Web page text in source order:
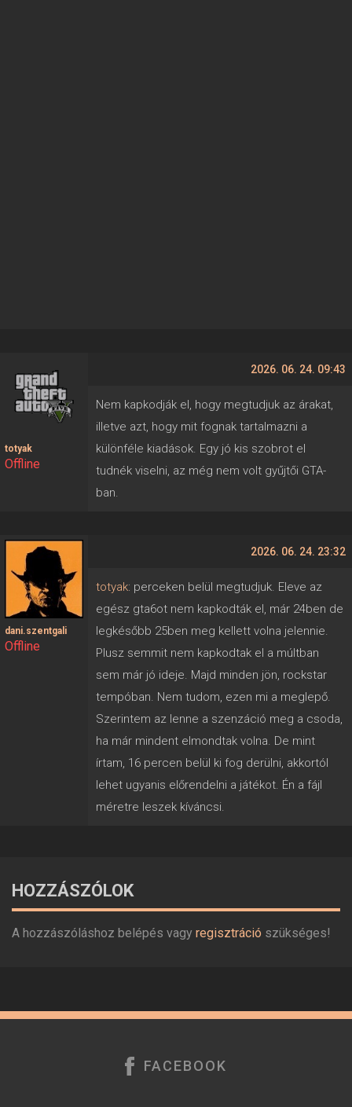
totyak
Offline
2026. 06. 24. 09:43
Nem kapkodják el, hogy megtudjuk az árakat,
illetve azt, hogy mit fognak tartalmazni a
különféle kiadások. Egy jó kis szobrot el
tudnék viselni, az még nem volt gyűjtői GTA-
ban.
dani.szentgali
Offline
2026. 06. 24. 23:32
totyak: perceken belül megtudjuk. Eleve az
egész gta6ot nem kapkodták el, már 24ben de
legkésőbb 25ben meg kellett volna jelennie.
Plusz semmit nem kapkodtak el a múltban
sem már jó ideje. Majd minden jön, rockstar
tempóban. Nem tudom, ezen mi a meglepő.
Szerintem az lenne a szenzáció meg a csoda,
ha már mindent elmondtak volna. De mint
írtam, 16 percen belül ki fog derülni, akkortól
lehet ugyanis előrendelni a játékot. Én a fájl
méretre leszek kíváncsi.
HOZZÁSZÓLOK
A hozzászóláshoz belépés vagy regisztráció szükséges!
FACEBOOK